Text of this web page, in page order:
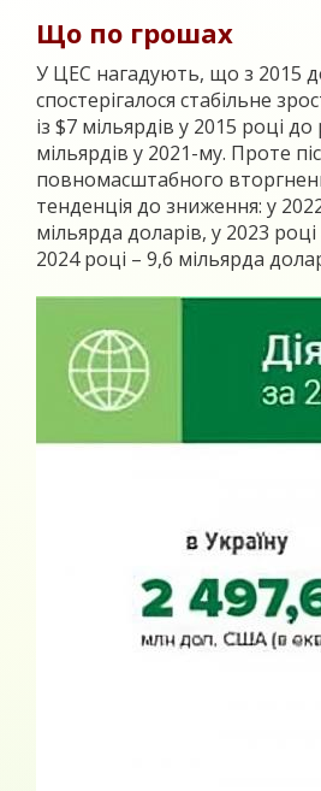
Що по грошах
У ЦЕС нагадують, що з 2015
спостерігалося стабільне
із $7 мільярдів у 2015 році
мільярдів у 2021-му. Проте
повномасштабного
тенденція до зниження: у
мільярда доларів, у 2023
2024 році – 9,6 мільярда